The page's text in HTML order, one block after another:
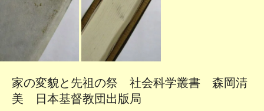
家の変貌と先祖の祭 社会科学叢書 森岡清
美 日本基督教団出版局